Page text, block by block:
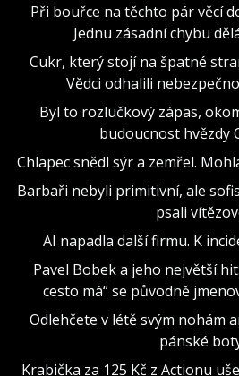
Při bouřce na těchto pár věcí
Jednu zásadní chybu
Cukr, který stojí na špatné
Vědci odhalili
Byl to rozlučkový zápas,
budoucnost hvězdy
Chlapec snědl sýr a zemřel.
Barbaři nebyli primitivní, ale
psali
AI napadla další firmu. K
Pavel Bobek a jeho největší
cesto má“ se původně
Odlehčete v létě svým nohám
pánské
Krabička za 125 Kč z Actionu